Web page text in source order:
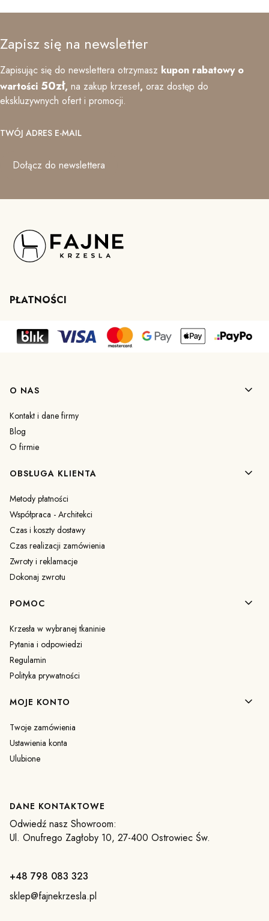
Zapisz się na newsletter
Zapisując się do newslettera otrzymasz kupon rabatowy o
wartości 50zł, na zakup krzeseł, oraz dostęp do
ekskluzywnych ofert i promocji.
TWÓJ ADRES E-MAIL
Dołącz do newslettera
PŁATNOŚCI
Linki w stopce
O NAS
Kontakt i dane firmy
Blog
O firmie
OBSŁUGA KLIENTA
Metody płatności
Współpraca - Architekci
Czas i koszty dostawy
Czas realizacji zamówienia
Zwroty i reklamacje
Dokonaj zwrotu
POMOC
Krzesła w wybranej tkaninie
Pytania i odpowiedzi
Regulamin
Polityka prywatności
MOJE KONTO
Twoje zamówienia
Ustawienia konta
Ulubione
DANE KONTAKTOWE
Odwiedź nasz Showroom:
Ul. Onufrego Zagłoby 10, 27-400 Ostrowiec Św.
+48 798 083 323
sklep@fajnekrzesla.pl